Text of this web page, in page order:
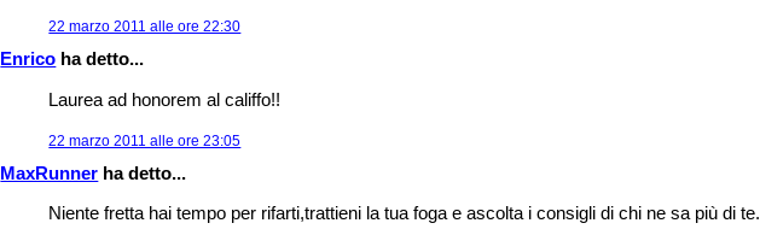
22 marzo 2011 alle ore 22:30
Enrico ha detto...
Laurea ad honorem al califfo!!
22 marzo 2011 alle ore 23:05
MaxRunner ha detto...
Niente fretta hai tempo per rifarti,trattieni la tua foga e ascolta i consigli di chi ne sa più di te.